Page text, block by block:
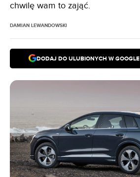
chwilę wam to zająć.
DAMIAN LEWANDOWSKI
DODAJ DO ULUBIONYCH W GOOGLE